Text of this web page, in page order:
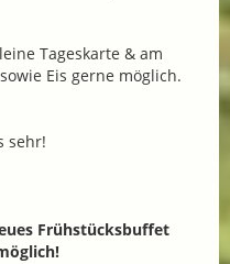
Tageskarte & am
Eis gerne möglich.
sehr!
Frühstücksbuffet